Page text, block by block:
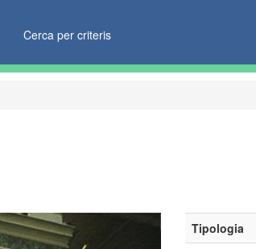
Cerca per criteris
Tipologia